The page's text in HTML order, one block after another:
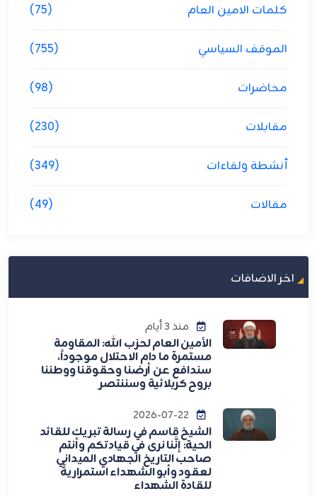
كلمات الامين العام (75)
الموقف السياسي (755)
محاضرات (98)
مقابلات (230)
أنشطة ولقاءات (349)
مقالات (49)
اخر الاضافات
منذ 3 أيام
الأمين العام لحزب الله: المقاومة
مستمرة ما دام الاحتلال موجوداً،
سندافع عن أرضنا وحقوقنا ووطننا
بروح كربلائية وسننتصر
الشيخ قاسم في رسالة تبريك للقائد
الحية: إنَّنا نرى في قيادتكم وأنتم
صاحب التاريخ الجهادي الميداني
لعقود وأبو الشهداء استمراريةً
للقادة الشهداء